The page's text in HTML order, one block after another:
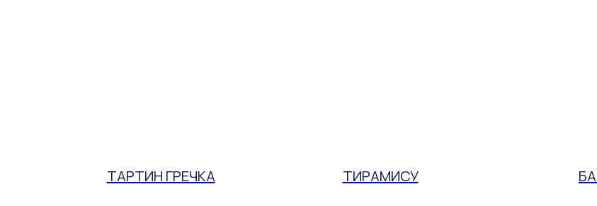
ТАРТИН ГРЕЧКА ТИРАМИСУ